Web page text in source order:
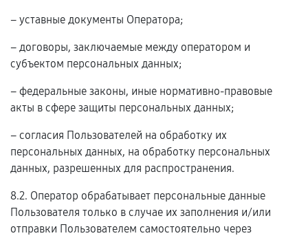
– уставные документы Оператора;
– договоры, заключаемые между оператором и
субъектом персональных данных;
– федеральные законы, иные нормативно-правовые
акты в сфере защиты персональных данных;
– согласия Пользователей на обработку их
персональных данных, на обработку персональных
данных, разрешенных для распространения.
8.2. Оператор обрабатывает персональные данные
Пользователя только в случае их заполнения и/или
отправки Пользователем самостоятельно через